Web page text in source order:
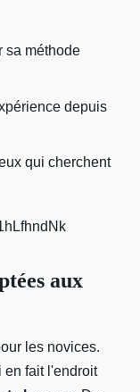
sa méthode
depuis
qui cherchent
aux
les novices.
en fait l'endroit